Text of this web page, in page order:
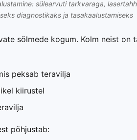
sülearvuti tarkvaraga,
diagnostikaks ja tasakaalustamiseks
sõlmede kogum. Kolm neist on
peksab teravilja
kiirustel
põhjustab: